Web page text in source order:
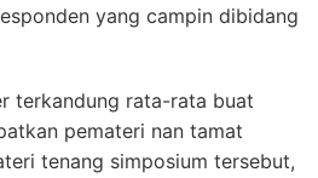
yang campin dibidang
terkandung rata-rata buat
pemateri nan tamat
tenang simposium tersebut,